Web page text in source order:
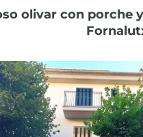
olivar con porche